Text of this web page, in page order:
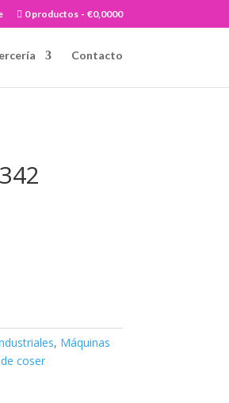
0 productos €0,0000
Contacto
, Máquinas
coser